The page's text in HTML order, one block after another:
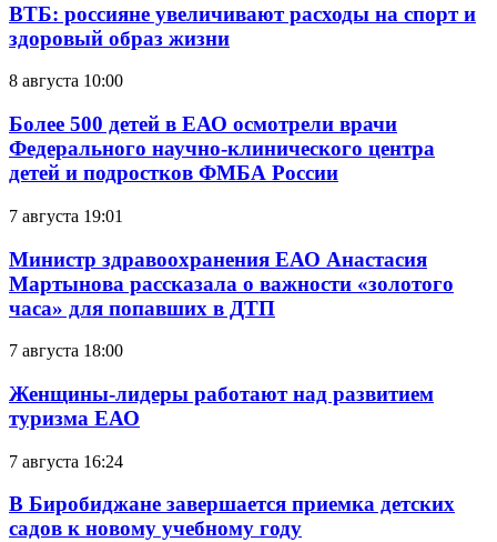
ВТБ: россияне увеличивают расходы на спорт и
здоровый образ жизни
8 августа 10:00
Более 500 детей в ЕАО осмотрели врачи
Федерального научно-клинического центра
детей и подростков ФМБА России
7 августа 19:01
Министр здравоохранения ЕАО Анастасия
Мартынова рассказала о важности «золотого
часа» для попавших в ДТП
7 августа 18:00
Женщины-лидеры работают над развитием
туризма ЕАО
7 августа 16:24
В Биробиджане завершается приемка детских
садов к новому учебному году